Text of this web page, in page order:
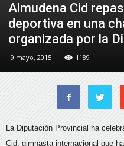
Almudena Cid
deportiva en una
organizada por la
9 mayo, 2015 1189
La Diputación Provincial ha
Cid, gimnasta internacional que